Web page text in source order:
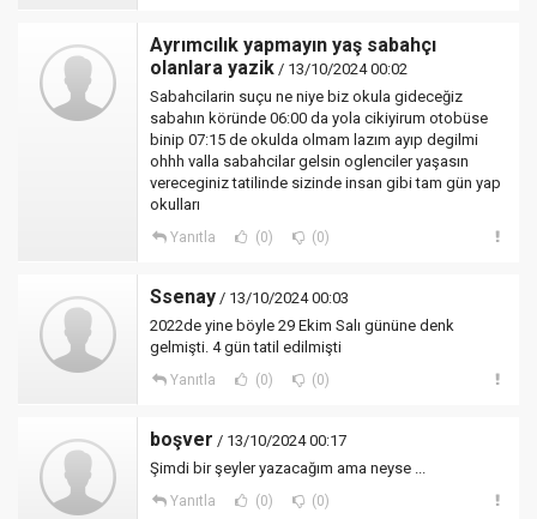
Ayrımcılık yapmayın yaş sabahçı
olanlara yazik / 13/10/2024 00:02
Sabahcilarin suçu ne niye biz okula gideceğiz
sabahın köründe 06:00 da yola cikiyirum otobüse
binip 07:15 de okulda olmam lazım ayıp degilmi
ohhh valla sabahcilar gelsin oglenciler yaşasın
vereceginiz tatilinde sizinde insan gibi tam gün yap
okulları
Yanıtla (0) (0)
Ssenay / 13/10/2024 00:03
2022de yine böyle 29 Ekim Salı gününe denk
gelmişti. 4 gün tatil edilmişti
Yanıtla (0) (0)
boşver / 13/10/2024 00:17
Şimdi bir şeyler yazacağım ama neyse ...
Yanıtla (0) (0)